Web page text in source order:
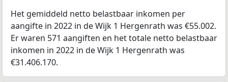
Het gemiddeld netto belastbaar inkomen per
aangifte in 2022 in de Wijk 1 Hergenrath was €55.002.
Er waren 571 aangiften en het totale netto belastbaar
inkomen in 2022 in de Wijk 1 Hergenrath was
€31.406.170.